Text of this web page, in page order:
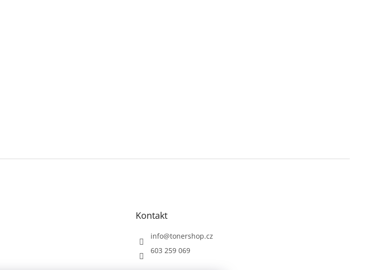
Kontakt
info@tonershop.cz
603 259 069